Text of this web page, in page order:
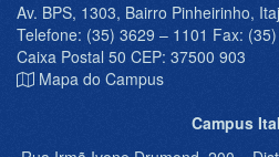
Av. BPS, 1303, Bairro Pinheirinho,
Telefone: (35) 3629 – 1101 Fax:
Caixa Postal 50 CEP: 37500 903
Mapa do Campus
Campus